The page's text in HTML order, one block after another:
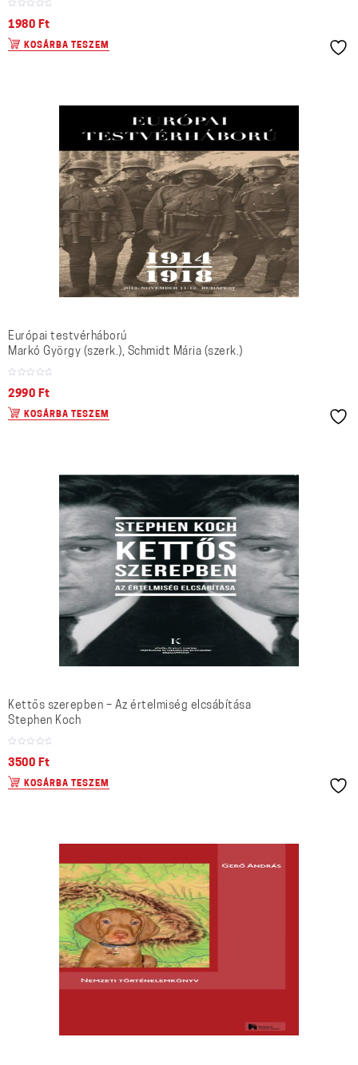
1980 Ft
KOSÁRBA TESZEM
Európai testvérháború
Markó György (szerk.), Schmidt Mária (szerk.)
2990 Ft
KOSÁRBA TESZEM
Kettős szerepben – Az értelmiség elcsábítása
Stephen Koch
3500 Ft
KOSÁRBA TESZEM